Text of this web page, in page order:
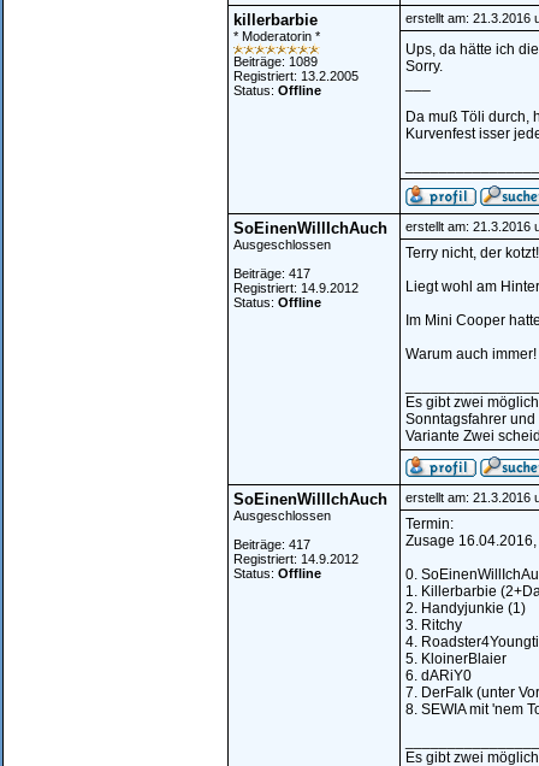
killerbarbie
* Moderatorin *
Beiträge: 1089
Registriert: 13.2.2005
Status: Offline
erstellt am: 21.3.2016
Ups, da hätte ich
Sorry.
Da muß Töli durch,
Kurvenfest isser
SoEinenWillIchAuch
Ausgeschlossen
Beiträge: 417
Registriert: 14.9.2012
Status: Offline
erstellt am: 21.3.2016
Terry nicht, der kotzt!
Liegt wohl am
Im Mini Cooper
Warum auch immer!
Es gibt zwei
Sonntagsfahrer und
Variante Zwei
SoEinenWillIchAuch
Ausgeschlossen
Beiträge: 417
Registriert: 14.9.2012
Status: Offline
erstellt am: 21.3.2016
Termin:
Zusage
0.
1. Killerbarbie
2. Handyjunkie (1)
3. Ritchy
4.
5. KloinerBlaier
6. dARiY0
7. DerFalk (unter
8. SEWIA mit 'nem
Es gibt zwei